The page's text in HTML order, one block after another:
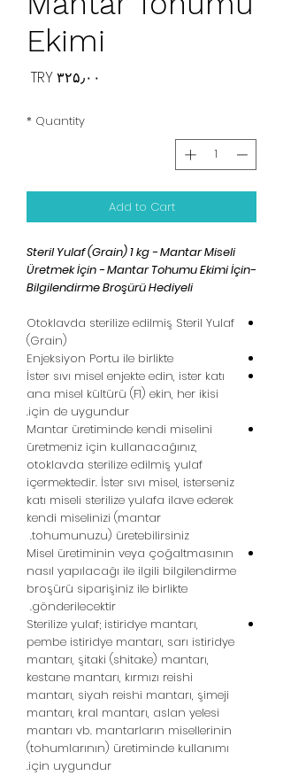
Ekimi
‎TRY ۳۲۵٫۰۰
Quantity
*
Add to Cart
Steril Yulaf (Grain) 1 kg - Mantar Miseli
Üretmek İçin - Mantar Tohumu Ekimi İçin-
Bilgilendirme Broşürü Hediyeli
Otoklavda sterilize edilmiş Steril Yulaf
(Grain)
Enjeksiyon Portu ile birlikte
İster sıvı misel enjekte edin, ister katı
ana misel kültürü (F1) ekin, her ikisi
için de uygundur.
Mantar üretiminde kendi miselini
üretmeniz için kullanacağınız,
otoklavda sterilize edilmiş yulaf
içermektedir. İster sıvı misel, isterseniz
katı miseli sterilize yulafa ilave ederek
kendi miselinizi (mantar
tohumunuzu) üretebilirsiniz.
Misel üretiminin veya çoğaltmasının
nasıl yapılacağı ile ilgili bilgilendirme
broşürü siparişiniz ile birlikte
gönderilecektir.
Sterilize yulaf; istiridye mantarı,
pembe istiridye mantarı, sarı istiridye
mantarı, şitaki (shitake) mantarı,
kestane mantarı, kırmızı reishi
mantarı, siyah reishi mantarı, şimeji
mantarı, kral mantarı, aslan yelesi
mantarı vb. mantarların misellerinin
(tohumlarının) üretiminde kullanımı
için uygundur.